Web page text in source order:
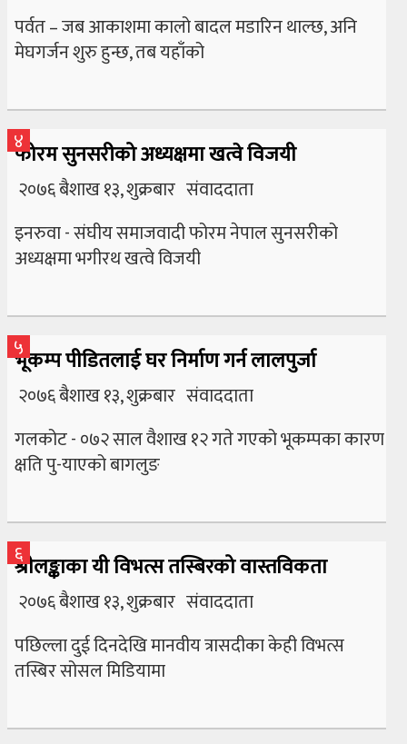
पर्वत – जब आकाशमा कालो बादल मडारिन थाल्छ, अनि
मेघगर्जन शुरु हुन्छ, तब यहाँको
४
फोरम सुनसरीको अध्यक्षमा खत्वे विजयी
२०७६ बैशाख १३, शुक्रबार संवाददाता
इनरुवा - संघीय समाजवादी फोरम नेपाल सुनसरीको
अध्यक्षमा भगीरथ खत्वे विजयी
५
भूकम्प पीडितलाई घर निर्माण गर्न लालपुर्जा
२०७६ बैशाख १३, शुक्रबार संवाददाता
गलकोट - ०७२ साल वैशाख १२ गते गएको भूकम्पका कारण
क्षति पु-याएको बागलुङ
६
श्रीलङ्काका यी विभत्स तस्बिरको वास्तविकता
२०७६ बैशाख १३, शुक्रबार संवाददाता
पछिल्ला दुई दिनदेखि मानवीय त्रासदीका केही विभत्स
तस्बिर सोसल मिडियामा